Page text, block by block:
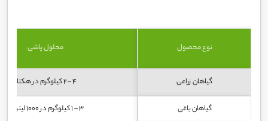
نوع محصول محلول پاشی
گیاهان زراعی 4 – 2 کیلوگرم در هکتار
گیاهان باغی 3 – 1 کیلوگرم در 1000 لیتر آب